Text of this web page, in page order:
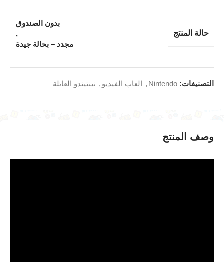
وصف المنتج
حالة المنتج
بدون الصندوق
,
مجدد – بحالة جيدة
التصنيفات: Nintendo
, العاب الفيديو , نينتيندو العائلة